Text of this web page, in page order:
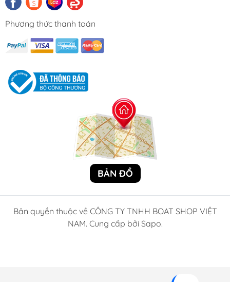
Phương thức thanh toán
BẢN ĐỒ
Bản quyền thuộc về CÔNG TY TNHH BOAT SHOP VIỆT
NAM. Cung cấp bởi Sapo.